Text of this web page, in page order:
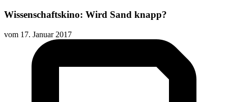
Wissenschaftskino: Wird Sand knapp?
vom 17. Januar 2017